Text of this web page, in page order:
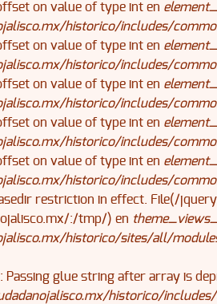
on value of type int en
historico/includes/
on value of type int en
historico/includes/
on value of type int en
historico/includes/
on value of type int en
historico/includes/
on value of type int en
historico/includes/
restriction in effect. File(/
:/tmp/) en
historico/sites/all/
Passing glue string after array is
historico/includes/